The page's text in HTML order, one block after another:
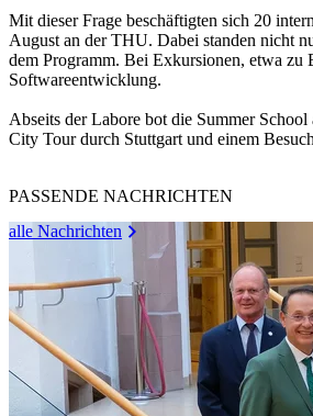
Mit dieser Frage beschäftigten sich 20
August an der THU. Dabei standen nicht
dem Programm. Bei Exkursionen, etwa​
Softwareentwicklung.​​
​Abseits der Labore bot die Summer
City Tour durch Stuttgart und einem
PASSENDE NACHRICHTEN
alle Nachrichten